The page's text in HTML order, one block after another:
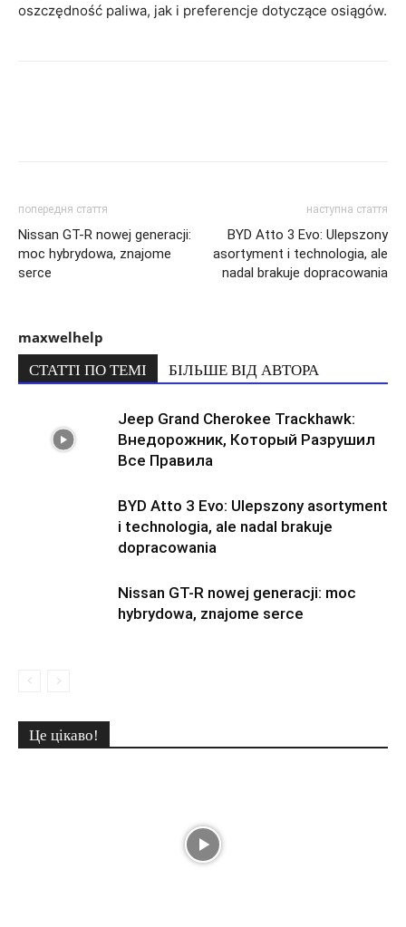
oszczędność paliwa, jak i preferencje dotyczące osiągów.
попередня стаття
Nissan GT-R nowej generacji:
moc hybrydowa, znajome
serce
наступна стаття
BYD Atto 3 Evo: Ulepszony
asortyment i technologia, ale
nadal brakuje dopracowania
maxwelhelp
СТАТТІ ПО ТЕМІ БІЛЬШЕ ВІД АВТОРА
Jeep Grand Cherokee Trackhawk:
Внедорожник, Который Разрушил
Все Правила
BYD Atto 3 Evo: Ulepszony asortyment
i technologia, ale nadal brakuje
dopracowania
Nissan GT-R nowej generacji: moc
hybrydowa, znajome serce
Це цікаво!